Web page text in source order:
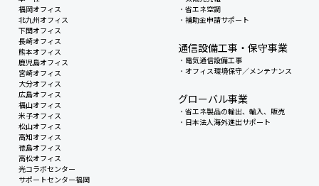
・省エネ空調
・補助金申請サポート
通信設備工事・保守事業
・ 電気通信設備工事
・オフィス環境保守／メンテナンス
グローバル事業
・省エネ製品の輸出、輸入、販売
・ 日本法人海外進出サポート
福岡オフィス
北九州オフィス
下関オフィス
長崎オフィス
熊本オフィス
鹿児島オフィス
宮崎オフィス
大分オフィス
広島オフィス
福山オフィス
米子オフィス
松山オフィス
高知オフィス
徳島オフィス
高松オフィス
光コラボセンター
サポートセンター福岡